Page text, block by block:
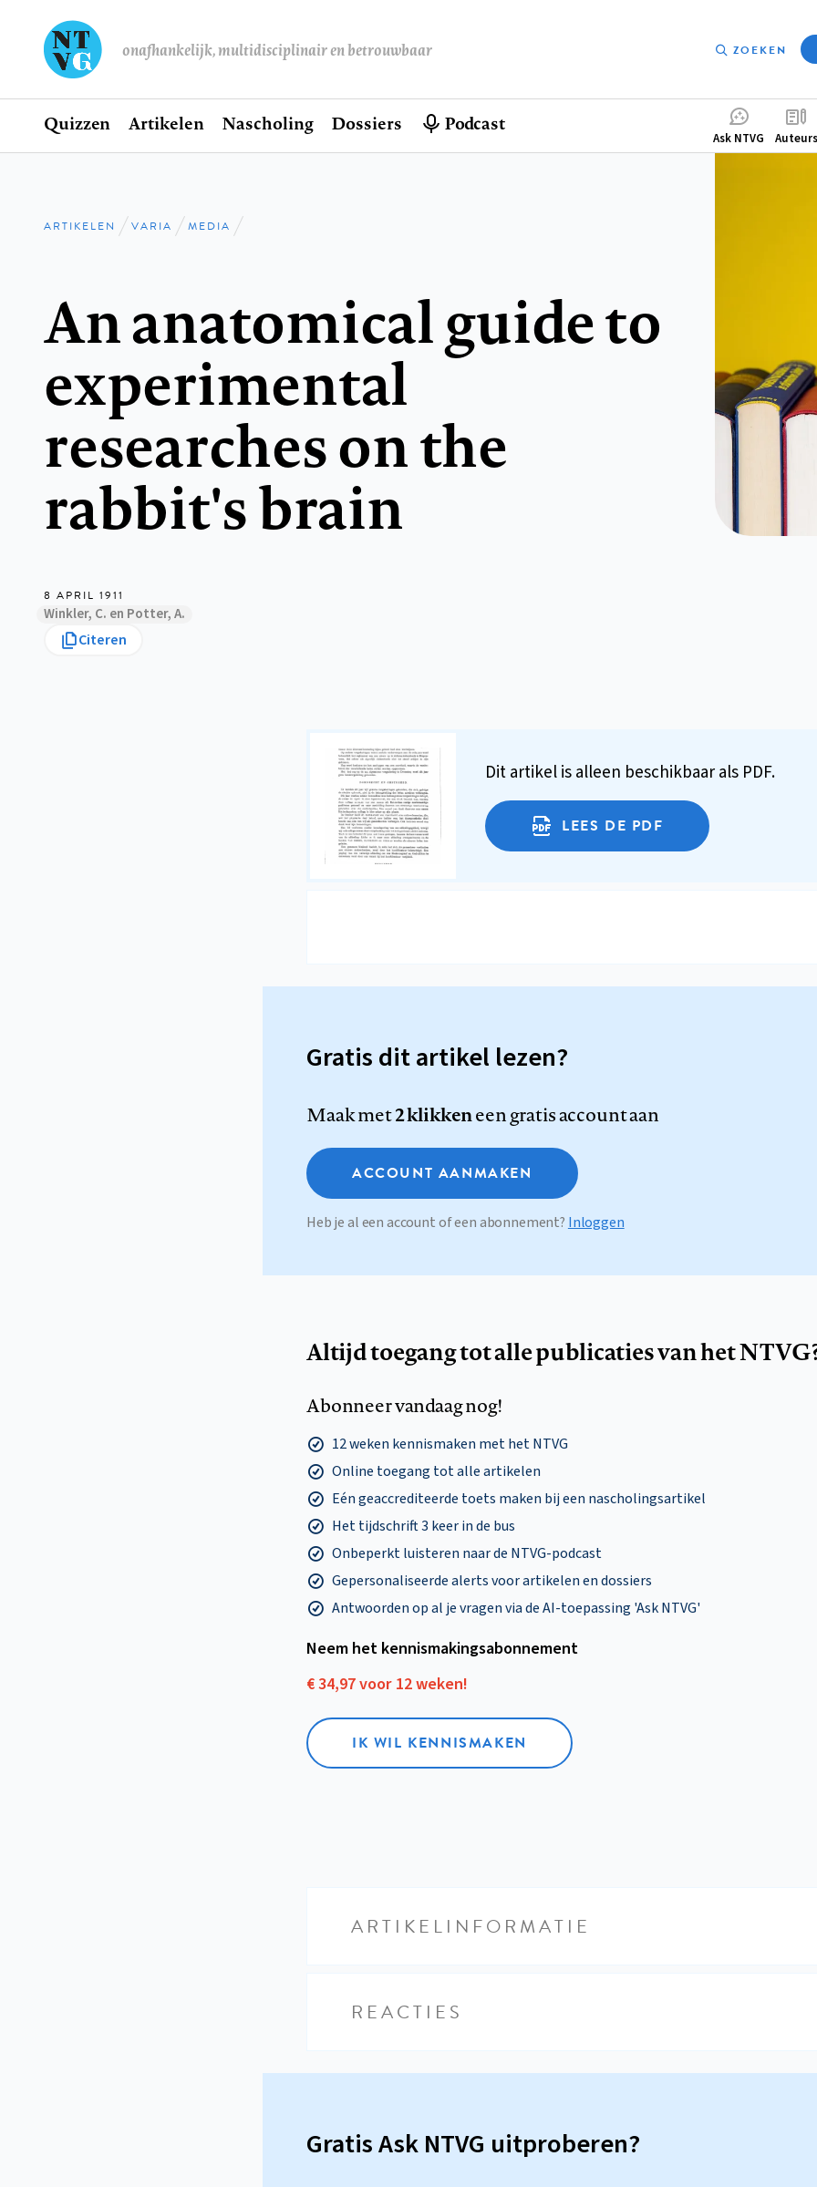
onafhankelijk, multidisciplinair en betrouwbaar ZOEKEN
Hoofdnavigatie
Home
Quizzen Artikelen Nascholing Dossiers Podcast
Ask NTVG Auteurs
Kruimelpad
ARTIKELEN VARIA MEDIA
An anatomical guide to
experimental
researches on the
rabbit's brain
8 APRIL 1911
Winkler, C. en Potter, A.
Citeren
Dit artikel is alleen beschikbaar als PDF.
LEES DE PDF
Gratis dit artikel lezen?
Maak met2 klikkeneen gratis account aan
ACCOUNT AANMAKEN
Heb je al een account of een abonnement? Inloggen
Altijd toegang tot alle publicaties van het
Abonneer vandaag nog!
12 weken kennismaken met het NTVG
Online toegang tot alle artikelen
Eén geaccrediteerde toets maken bij een nascholingsartikel
Het tijdschrift 3 keer in de bus
Onbeperkt luisteren naar de NTVG-podcast
Gepersonaliseerde alerts voor artikelen en dossiers
Antwoorden op al je vragen via de AI-toepassing 'Ask NTVG'
Neem het kennismakings­abonnement
€ 34,97 voor 12 weken!
IK WIL KENNISMAKEN
ARTIKELINFORMATIE
REACTIES
Gratis Ask NTVG uitproberen?